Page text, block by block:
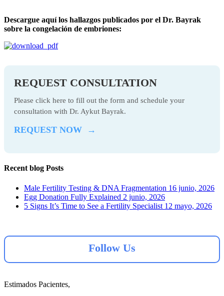
Descargue aquí los hallazgos publicados por el Dr. Bayrak
sobre la congelación de embriones:
REQUEST CONSULTATION
Please click here to fill out the form and schedule your
consultation with Dr. Aykut Bayrak.
REQUEST NOW →
Recent blog Posts
Male Fertility Testing & DNA Fragmentation 16 junio, 2026
Egg Donation Fully Explained 2 junio, 2026
5 Signs It’s Time to See a Fertility Specialist 12 mayo, 2026
Follow Us
Estimados Pacientes,